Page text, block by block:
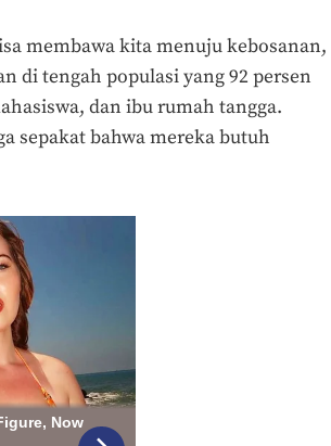
membawa kita menuju kebosanan,
di tengah populasi yang 92 persen
dan ibu rumah tangga.
sepakat bahwa mereka butuh